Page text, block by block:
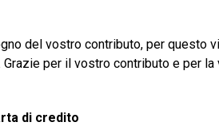
del vostro contributo, per questo
per il vostro contributo e per
di credito